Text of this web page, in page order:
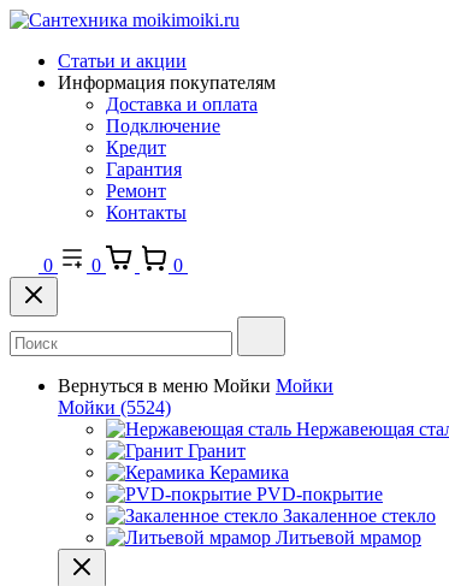
Статьи и акции
Информация покупателям
Доставка и оплата
Подключение
Кредит
Гарантия
Ремонт
Контакты
0 0 0
Вернуться в меню Мойки Мойки
Мойки (5524)
Нержавеющая
Гранит
Керамика
PVD-покрытие
Закаленное стекло
Литьевой мрамор